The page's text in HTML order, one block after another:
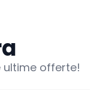
ultime offerte!